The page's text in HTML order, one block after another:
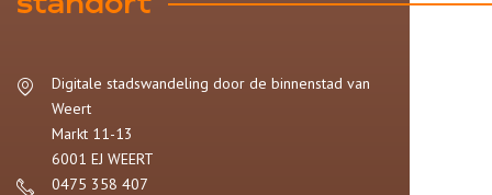
Digitale stadswandeling door de binnenstad van
Weert
Markt 11-13
6001 EJ WEERT
0475 358 407